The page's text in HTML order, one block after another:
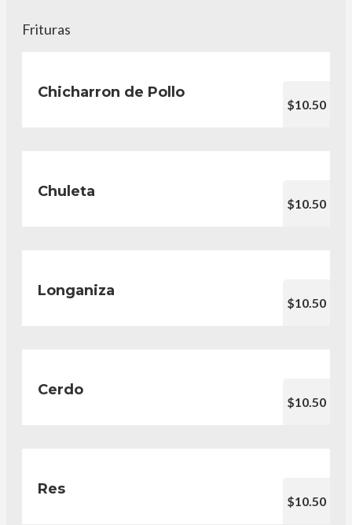
Frituras
Chicharron de Pollo
$10.50
Chuleta
$10.50
Longaniza
$10.50
Cerdo
$10.50
Res
$10.50